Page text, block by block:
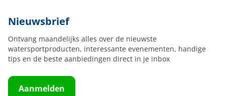
Nieuwsbrief
Ontvang maandelijks alles over de nieuwste
watersportproducten, interessante evenementen, handige
tips en de beste aanbiedingen direct in je inbox
Aanmelden